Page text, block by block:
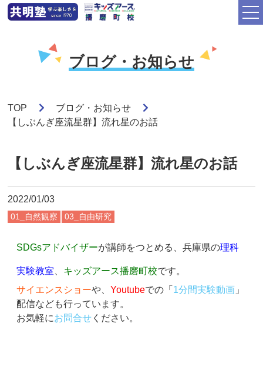
ブログ・お知らせ
TOP
ブログ・お知らせ
【しぶんぎ座流星群】流れ星のお話
【しぶんぎ座流星群】流れ星のお話
2022/01/03
01_自然観察 03_自由研究
SDGsアドバイザーが講師をつとめる、兵庫県の理科
実験教室 キッズアース播磨町校です。
サイエンスショーや、Youtubeでの「 1分間実験動画 」
配信なども行っています。
お気軽にお問合せ ください。